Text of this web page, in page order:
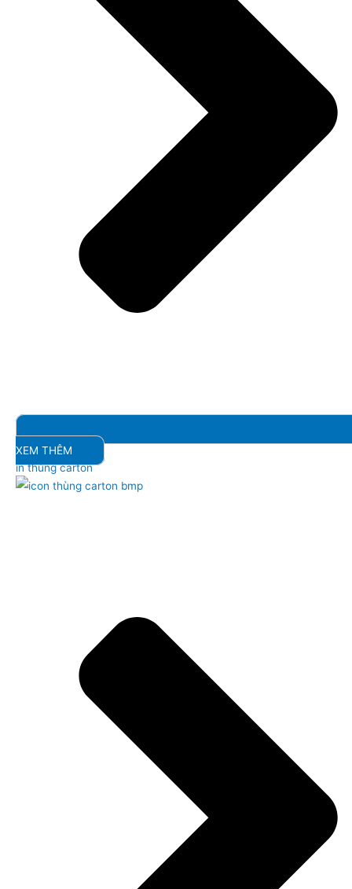
XEM THÊM
in thùng carton